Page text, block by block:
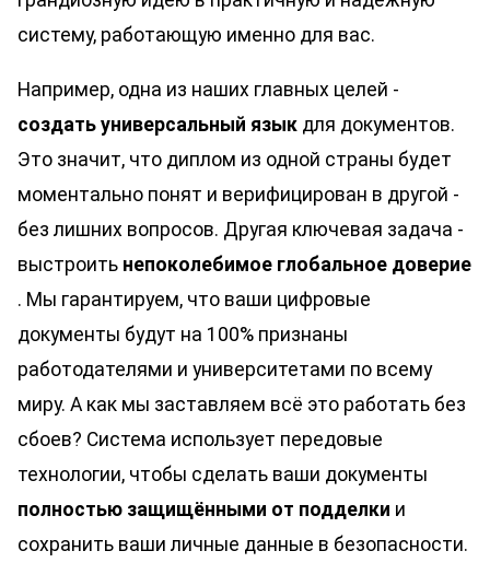
систему, работающую именно для вас.
Например, одна из наших главных целей -
создать универсальный язык для документов.
Это значит, что диплом из одной страны будет
моментально понят и верифицирован в другой -
без лишних вопросов. Другая ключевая задача -
выстроить непоколебимое глобальное доверие
. Мы гарантируем, что ваши цифровые
документы будут на 100% признаны
работодателями и университетами по всему
миру. А как мы заставляем всё это работать без
сбоев? Система использует передовые
технологии, чтобы сделать ваши документы
полностью защищёнными от подделки и
сохранить ваши личные данные в безопасности.